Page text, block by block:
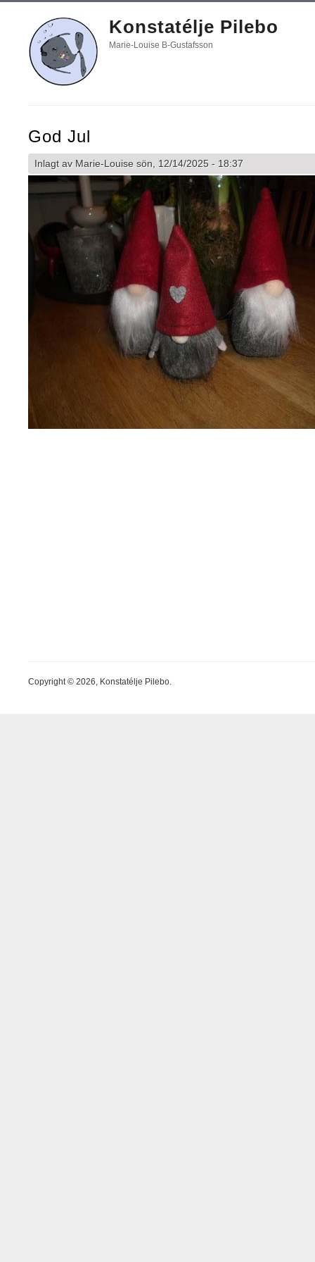
Konstatélje Pilebo
Marie-Louise B-Gustafsson
God Jul
Inlagt av Marie-Louise sön, 12/14/2025 - 18:37
Copyright © 2026, Konstatélje Pilebo.